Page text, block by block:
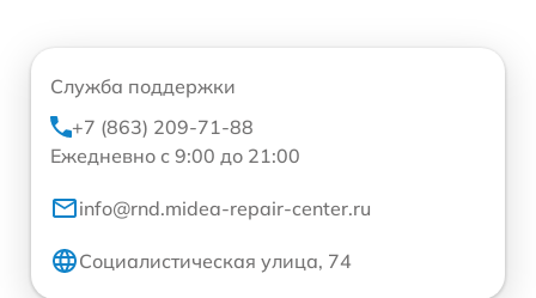
Служба поддержки
+7 (863) 209-71-88
Ежедневно с 9:00 до 21:00
info@rnd.midea-repair-center.ru
Социалистическая улица, 74